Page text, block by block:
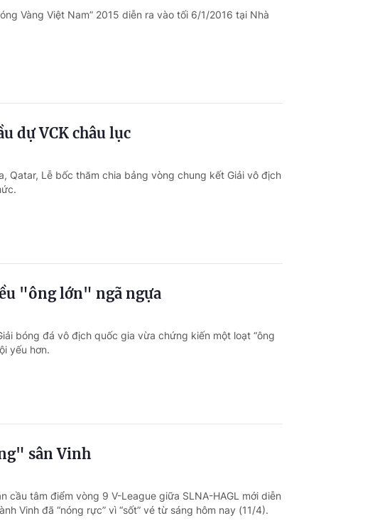
Vàng Việt Nam” 2015 diễn ra vào tối 6/1/2016 tại Nhà
dự VCK châu lục
Qatar, Lễ bốc thăm chia bảng vòng chung kết Giải vô địch
"ông lớn" ngã ngựa
bóng đá vô địch quốc gia vừa chứng kiến một loạt “ông
yếu hơn.
sân Vinh
cầu tâm điểm vòng 9 V-League giữa SLNA-HAGL mới diễn
Vinh đã “nóng rực” vì “sốt” vé từ sáng hôm nay (11/4).